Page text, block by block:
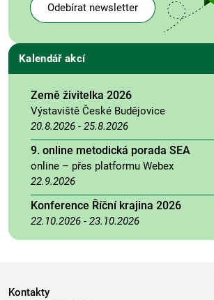
Odebírat newsletter
Kalendář akcí
Země živitelka 2026
Výstaviště České Budějovice
20.8.2026 - 25.8.2026
9. online metodická porada SEA
online – přes platformu Webex
22.9.2026
Konference Říční krajina 2026
22.10.2026 - 23.10.2026
Kontakty